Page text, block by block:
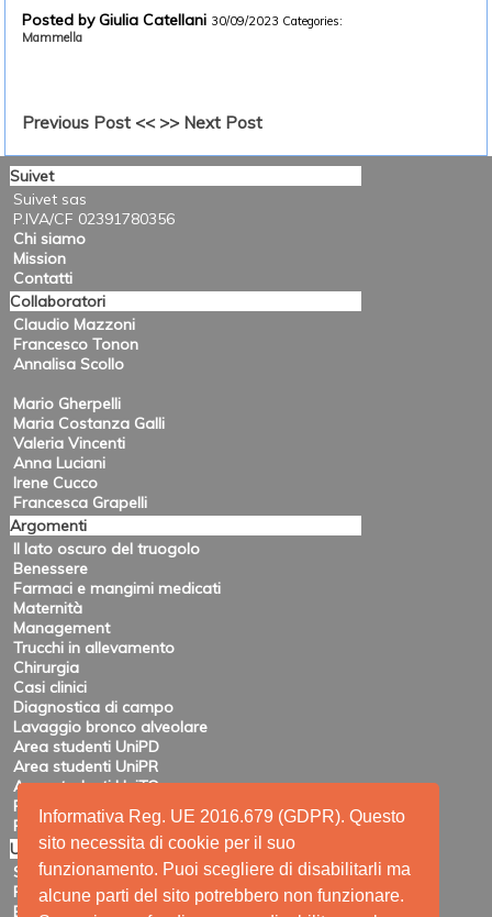
Informativa Reg. UE 2016.679 (GDPR). Questo
sito necessita di cookie per il suo
funzionamento. Puoi scegliere di disabilitarli ma
alcune parti del sito potrebbero non funzionare.
Posted by Giulia Catellani 30/09/2023 Categories:
Mammella
Previous Post << >> Next Post
Suivet
Suivet sas
P.IVA/CF 02391780356
Chi siamo
Mission
Contatti
Collaboratori
Claudio Mazzoni
Francesco Tonon
Annalisa Scollo
Mario Gherpelli
Maria Costanza Galli
Valeria Vincenti
Anna Luciani
Irene Cucco
Francesca Grapelli
Argomenti
Il lato oscuro del truogolo
Benessere
Farmaci e mangimi medicati
Maternità
Management
Trucchi in allevamento
Chirurgia
Casi clinici
Diagnostica di campo
Lavaggio bronco alveolare
Area studenti UniPD
Area studenti UniPR
Area studenti UniTO
Recensioni di eventi
Pubblicazioni e ricerca
Utility
Siti amici
Ricerca
Elenco feed